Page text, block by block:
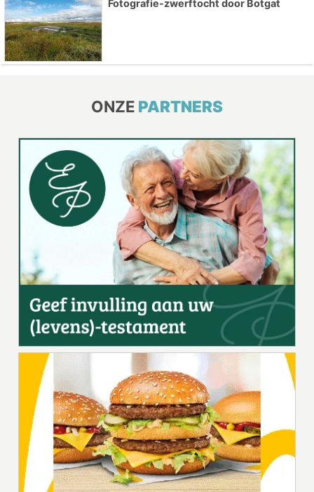
Fotografie-zwerftocht door Botgat
ONZE PARTNERS